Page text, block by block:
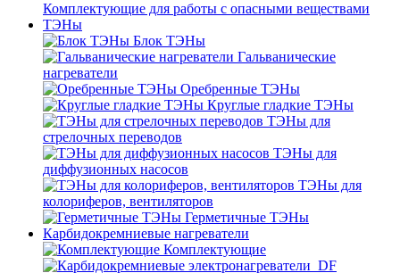
Комплектующие для работы с опасными веществами
ТЭНы
Блок ТЭНы
Гальванические
нагреватели
Оребренные ТЭНы
Круглые гладкие ТЭНы
ТЭНы для
стрелочных переводов
ТЭНы для
диффузионных насосов
ТЭНы для
колориферов, вентиляторов
Герметичные ТЭНы
Карбидокремниевые нагреватели
Комплектующие